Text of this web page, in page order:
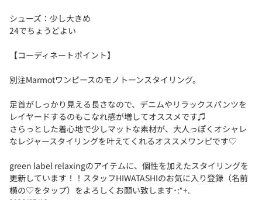
シューズ：少し大きめ
24でちょうどよい
【コーディネートポイント】
別注Marmotワンピースのモノトーンスタイリング。
足首がしっかり見える長さなので、デニムやリラックスパンツを
レイヤードするのもこなれ感が増してオススメです♫
さらっとした着心地で少しマットな素材が、大人っぽくオシャレ
なレジャースタイリングを叶えてくれるオススメワンピです♡
green label relaxingのアイテムに、個性を加えたスタイリングを
更新しています！！スタッフHIWATASHIのお気に入り登録（名前
横の♡をタップ）をよろしくお願い致します･:*+.